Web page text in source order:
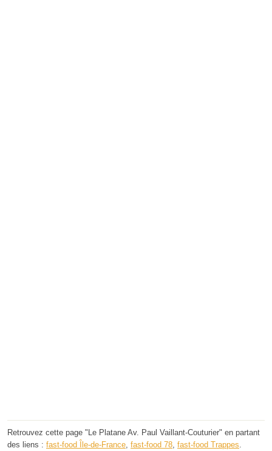
Retrouvez cette page "Le Platane Av. Paul Vaillant-Couturier" en partant
des liens : fast-food Île-de-France, fast-food 78, fast-food Trappes.